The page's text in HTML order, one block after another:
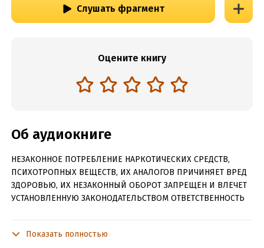
Слушать фрагмент
Оцените книгу
Об аудиокниге
НЕЗАКОННОЕ ПОТРЕБЛЕНИЕ НАРКОТИЧЕСКИХ СРЕДСТВ,
ПСИХОТРОПНЫХ ВЕЩЕСТВ, ИХ АНАЛОГОВ ПРИЧИНЯЕТ ВРЕД
ЗДОРОВЬЮ, ИХ НЕЗАКОННЫЙ ОБОРОТ ЗАПРЕЩЕН И ВЛЕЧЕТ
УСТАНОВЛЕННУЮ ЗАКОНОДАТЕЛЬСТВОМ ОТВЕТСТВЕННОСТЬ
гурман, любитель пива и великий сыщик, практически
Показать полностью